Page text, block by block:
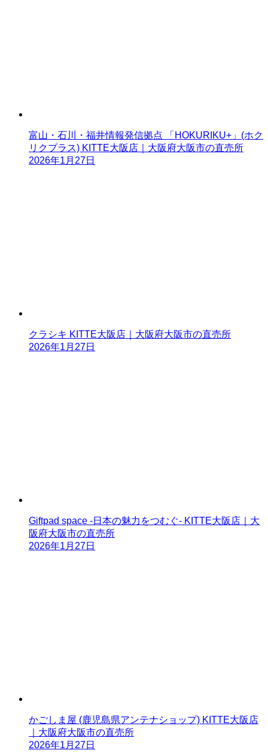
富山・石川・福井情報発信拠点 「HOKURIKU+」(ホク
リクプラス) KITTE大阪店｜大阪府大阪市の直売所
2026年1月27日
クラシキ KITTE大阪店｜大阪府大阪市の直売所
2026年1月27日
Giftpad space -日本の魅力をつむぐ- KITTE大阪店｜大
阪府大阪市の直売所
2026年1月27日
かごしま屋 (鹿児島県アンテナショップ) KITTE大阪店
｜大阪府大阪市の直売所
2026年1月27日